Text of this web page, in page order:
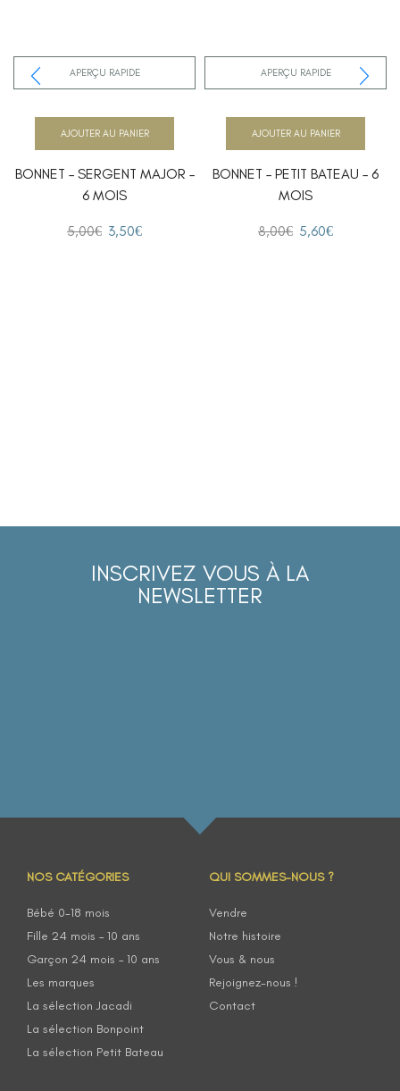
APERÇU RAPIDE
BONNET – SERGENT MAJOR –
6 MOIS
5,00€ 3,50€
AJOUTER AU PANIER
APERÇU RAPIDE
BONNET – PETIT BATEAU – 6
MOIS
8,00€ 5,60€
AJOUTER AU PANIER
INSCRIVEZ VOUS À LA
NEWSLETTER
NOS CATÉGORIES
Bébé 0-18 mois
Fille 24 mois – 10 ans
Garçon 24 mois – 10 ans
Les marques
La sélection Jacadi
La sélection Bonpoint
La sélection Petit Bateau
QUI SOMMES-NOUS ?
Vendre
Notre histoire
Vous & nous
Rejoignez-nous !
Contact